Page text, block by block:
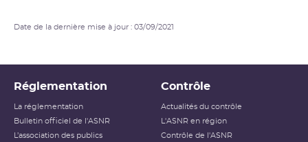
Date de la dernière mise à jour : 03/09/2021
Réglementation
La réglementation
Bulletin officiel de l'ASNR
L’association des publics
Contrôle
Actualités du contrôle
L'ASNR en région
Contrôle de l'ASNR